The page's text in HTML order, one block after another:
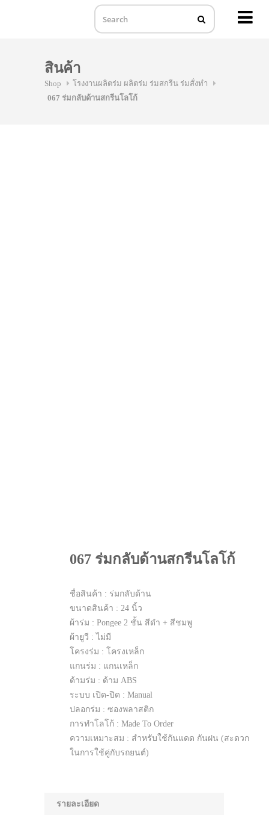
สินค้า
Shop
โรงงานผลิตร่ม ผลิตร่ม ร่มสกรีน ร่มสั่งทำ
067 ร่มกลับด้านสกรีนโลโก้
067 ร่มกลับด้านสกรีนโลโก้
ชื่อสินค้า : ร่มกลับด้าน
ขนาดสินค้า : 24 นิ้ว
ผ้าร่ม : Pongee 2 ชั้น สีดำ + สีชมพู
ผ้ายูวี : ไม่มี
โครงร่ม : โครงเหล็ก
แกนร่ม : แกนเหล็ก
ด้ามร่ม : ด้าม ABS
ระบบ เปิด-ปิด : Manual
ปลอกร่ม : ซองพลาสติก
การทำโลโก้ : Made To Order
ความเหมาะสม : สำหรับใช้กันแดด กันฝน (สะดวก
ในการใช้คู่กับรถยนต์)
รายละเอียด